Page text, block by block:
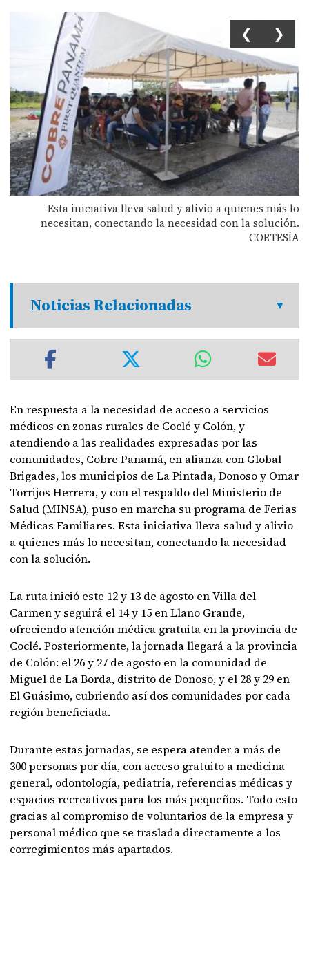
Esta iniciativa lleva salud y alivio a quienes más lo
necesitan, conectando la necesidad con la solución.
CORTESÍA
❮ ❯
Noticias Relacionadas
En respuesta a la necesidad de acceso a servicios
médicos en zonas rurales de Coclé y Colón, y
atendiendo a las realidades expresadas por las
comunidades, Cobre Panamá, en alianza con Global
Brigades, los municipios de La Pintada, Donoso y Omar
Torrijos Herrera, y con el respaldo del Ministerio de
Salud (MINSA), puso en marcha su programa de Ferias
Médicas Familiares. Esta iniciativa lleva salud y alivio
a quienes más lo necesitan, conectando la necesidad
con la solución.
La ruta inició este 12 y 13 de agosto en Villa del
Carmen y seguirá el 14 y 15 en Llano Grande,
ofreciendo atención médica gratuita en la provincia de
Coclé. Posteriormente, la jornada llegará a la provincia
de Colón: el 26 y 27 de agosto en la comunidad de
Miguel de La Borda, distrito de Donoso, y el 28 y 29 en
El Guásimo, cubriendo así dos comunidades por cada
región beneficiada.
Durante estas jornadas, se espera atender a más de
300 personas por día, con acceso gratuito a medicina
general, odontología, pediatría, referencias médicas y
espacios recreativos para los más pequeños. Todo esto
gracias al compromiso de voluntarios de la empresa y
personal médico que se traslada directamente a los
corregimientos más apartados.